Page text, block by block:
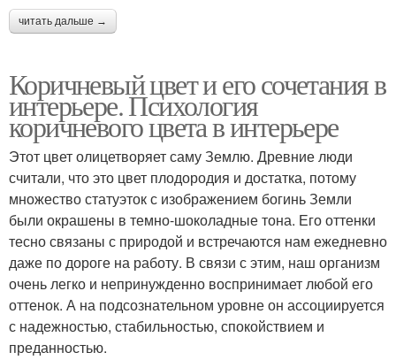
читать дальше →
Коричневый цвет и его сочетания в
интерьере. Психология
коричневого цвета в интерьере
Этот цвет олицетворяет саму Землю. Древние люди
считали, что это цвет плодородия и достатка, потому
множество статуэток с изображением богинь Земли
были окрашены в темно-шоколадные тона. Его оттенки
тесно связаны с природой и встречаются нам ежедневно
даже по дороге на работу. В связи с этим, наш организм
очень легко и непринужденно воспринимает любой его
оттенок. А на подсознательном уровне он ассоциируется
с надежностью, стабильностью, спокойствием и
преданностью.